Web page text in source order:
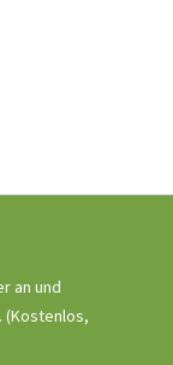
an und
(Kostenlos,